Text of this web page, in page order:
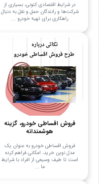
در شرایط اقتصادی کنونی، بسیاری از
شرکت‌ها و رانندگان حمل و نقل به دنبال
راهکاری برای تهیه خودرو ...
فروش اقساطی خودرو، گزینه
هوشمندانه
فروش اقساطی خودرو به عنوان یک
مدل نوین خرید، امکانی فراهم کرده
است تا طیف وسیعی از افراد با شرایط
ما ...